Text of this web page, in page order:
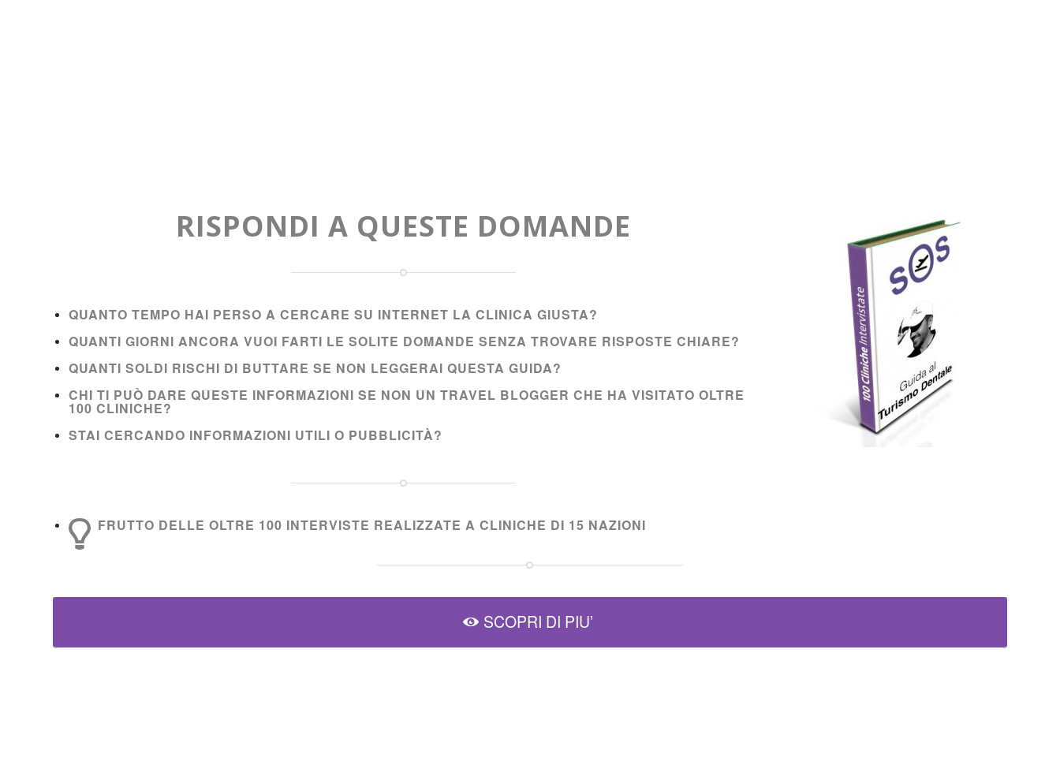
RISPONDI A QUESTE DOMANDE
QUANTO TEMPO HAI PERSO A CERCARE SU INTERNET LA CLINICA GIUSTA?
QUANTI GIORNI ANCORA VUOI FARTI LE SOLITE DOMANDE SENZA TROVARE RISPOSTE CHIARE?
QUANTI SOLDI RISCHI DI BUTTARE SE NON LEGGERAI QUESTA GUIDA?
CHI TI PUÒ DARE QUESTE INFORMAZIONI SE NON UN TRAVEL BLOGGER CHE HA VISITATO OLTRE
100 CLINICHE?
STAI CERCANDO INFORMAZIONI UTILI O PUBBLICITÀ?
FRUTTO DELLE OLTRE 100 INTERVISTE REALIZZATE A CLINICHE DI 15 NAZIONI
SCOPRI DI PIU’